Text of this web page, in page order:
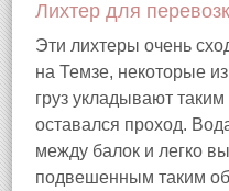
Лихтер для
Эти лихтеры очень
на Темзе, некоторые
груз укладывают
оставался проход.
между балок и легко
подвешенным таким